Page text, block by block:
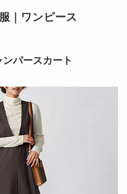
｜ワンピース
パースカート